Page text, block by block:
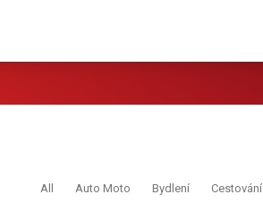
All Auto Moto Bydlení Cestování